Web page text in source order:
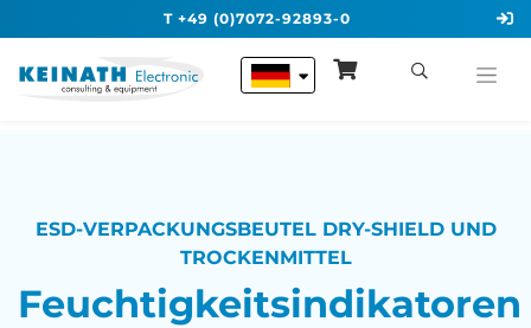
T +49 (0)7072-92893-0
ESD-VERPACKUNGSBEUTEL DRY-SHIELD UND
TROCKENMITTEL
Feuchtigkeitsindikatoren